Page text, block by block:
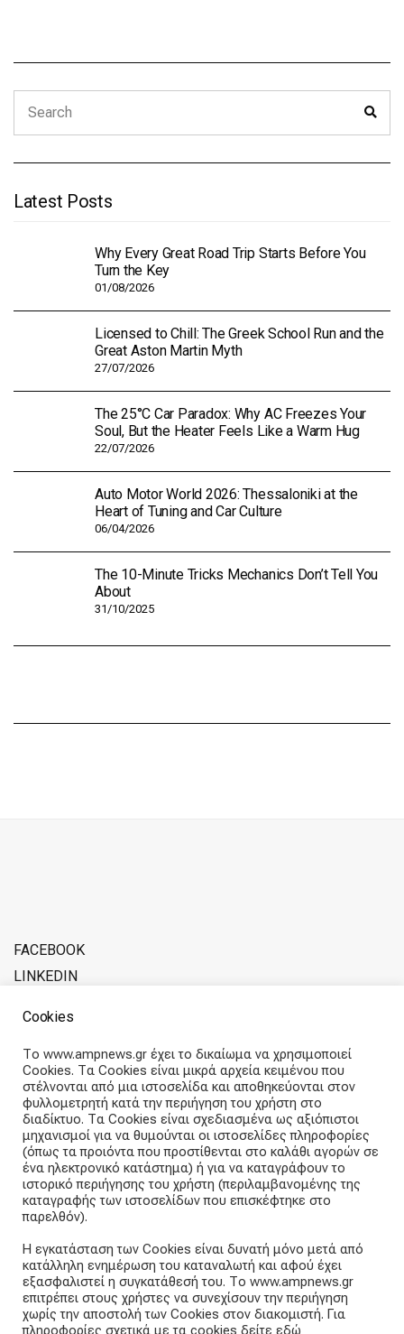
for:
Latest Posts
Why Every Great Road Trip Starts Before You
Turn the Key
01/08/2026
Licensed to Chill: The Greek School Run and the
Great Aston Martin Myth
27/07/2026
The 25°C Car Paradox: Why AC Freezes Your
Soul, But the Heater Feels Like a Warm Hug
22/07/2026
Auto Motor World 2026: Thessaloniki at the
Heart of Tuning and Car Culture
06/04/2026
The 10-Minute Tricks Mechanics Don’t Tell You
About
31/10/2025
FACEBOOK
LINKEDIN
Articles straight into your inbox
Subscribe and receive our weekly newsletter.
m
Subscribe
Cookies
Το www.ampnews.gr έχει το δικαίωμα να χρησιμοποιεί
Cookies. Τα Cookies είναι μικρά αρχεία κειμένου που
στέλνονται από μια ιστοσελίδα και αποθηκεύονται στον
φυλλομετρητή κατά την περιήγηση του χρήστη στο
διαδίκτυο. Τα Cookies είναι σχεδιασμένα ως αξιόπιστοι
μηχανισμοί για να θυμούνται οι ιστοσελίδες πληροφορίες
(όπως τα προιόντα που προστίθενται στο καλάθι αγορών σε
ένα ηλεκτρονικό κατάστημα) ή για να καταγράφουν το
ιστορικό περιήγησης του χρήστη (περιλαμβανομένης της
καταγραφής των ιστοσελίδων που επισκέφτηκε στο
παρελθόν).
Η εγκατάσταση των Cookies είναι δυνατή μόνο μετά από
κατάλληλη ενημέρωση του καταναλωτή και αφού έχει
εξασφαλιστεί η συγκατάθεσή του. Το www.ampnews.gr
επιτρέπει στους χρήστες να συνεχίσουν την περιήγηση
χωρίς την αποστολή των Cookies στον διακομιστή. Για
πληροφορίες σχετικά με τα cookies δείτε εδώ